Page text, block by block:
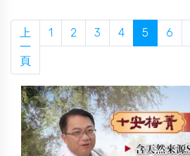
上
一
頁
1 2 3 4 5 6